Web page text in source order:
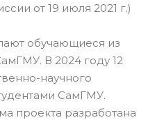
от 19 июля 2021 г.)
обучающиеся из
В 2024 году 12
научного
СамГМУ.
проекта разработана